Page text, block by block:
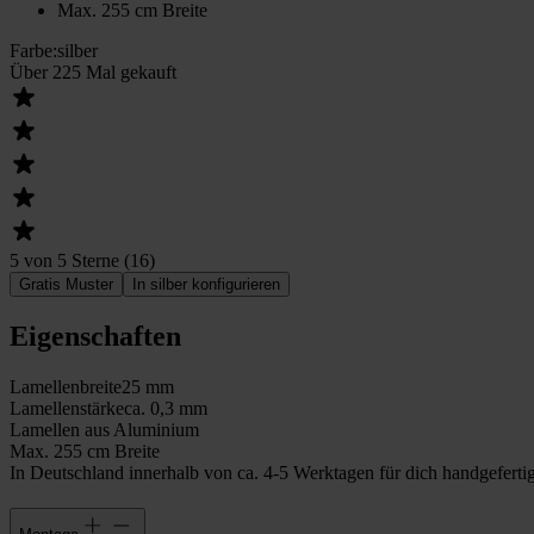
Max. 255 cm Breite
Farbe:silber
Über 225 Mal gekauft
5 von 5 Sterne (16)
Gratis Muster In silber konfigurieren
Eigenschaften
Lamellenbreite25 mm
Lamellenstärkeca. 0,3 mm
Lamellen aus Aluminium
Max. 255 cm Breite
In Deutschland innerhalb von ca. 4-5 Werktagen für dich